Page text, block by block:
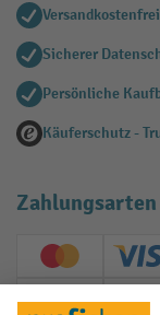
Sicherer
Persönliche
Käuferschutz -
Zahlungsarten
Creditcard
PayPal